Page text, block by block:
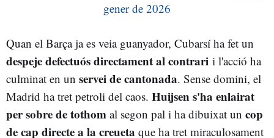
gener de 2026
Quan el Barça ja es veia guanyador, Cubarsí ha fet un
despeje defectuós directament al contrari i l'acció ha
culminat en un servei de cantonada. Sense domini, el
Madrid ha tret petroli del caos. Huijsen s'ha enlairat
per sobre de tothom al segon pal i ha dibuixat un cop
de cap directe a la creueta que ha tret miraculosament